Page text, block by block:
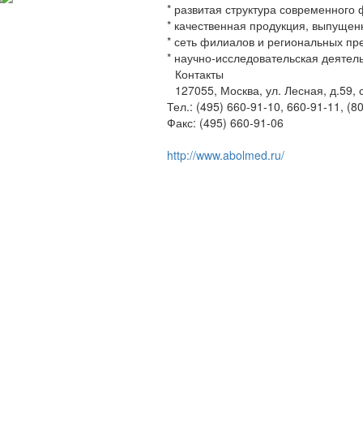
* развитая структура
* качественная продукция,
* сеть филиалов и региональных
* научно-исследовательская
Контакты
127055, Москва, ул. Лесная, д.59,
Тел.: (495) 660-91-10, 660-91-11,
Факс: (495) 660-91-06
http://www.abolmed.ru/